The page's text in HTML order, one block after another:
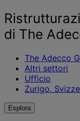
approfondimenti
di The
The Adecco
Altri settori
Ufficio
Zurigo,
Esplora